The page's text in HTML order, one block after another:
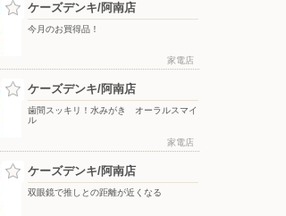
Shufoo!からのお知らせ（徳島エリア）
〒000-0000
ケーズデンキ/阿南店
今月のお買得品！
家電店
ケーズデンキ/阿南店
歯間スッキリ！水みがき オーラルスマイ
ル
家電店
ケーズデンキ/阿南店
双眼鏡で推しとの距離が近くなる